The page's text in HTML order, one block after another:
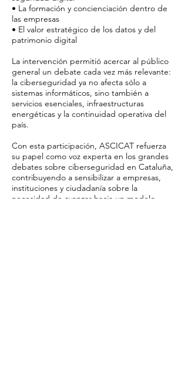
• La formación y concienciación dentro de
las empresas
• El valor estratégico de los datos y del
patrimonio digital
La intervención permitió acercar al público
general un debate cada vez más relevante:
la ciberseguridad ya no afecta sólo a
sistemas informáticos, sino también a
servicios esenciales, infraestructuras
energéticas y la continuidad operativa del
país.
Con esta participación, ASCICAT refuerza
su papel como voz experta en los grandes
debates sobre ciberseguridad en Cataluña,
contribuyendo a sensibilizar a empresas,
instituciones y ciudadanía sobre la
necesidad de avanzar hacia un modelo